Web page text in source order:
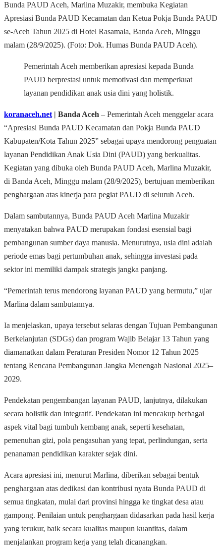
Bunda PAUD Aceh, Marlina Muzakir, membuka Kegiatan
Apresiasi Bunda PAUD Kecamatan dan Ketua Pokja Bunda PAUD
se-Aceh Tahun 2025 di Hotel Rasamala, Banda Aceh, Minggu
malam (28/9/2025). (Foto: Dok. Humas Bunda PAUD Aceh).
Pemerintah Aceh memberikan apresiasi kepada Bunda
PAUD berprestasi untuk memotivasi dan memperkuat
layanan pendidikan anak usia dini yang holistik.
koranaceh.net | Banda Aceh – Pemerintah Aceh menggelar acara
“Apresiasi Bunda PAUD Kecamatan dan Pokja Bunda PAUD
Kabupaten/Kota Tahun 2025” sebagai upaya mendorong penguatan
layanan Pendidikan Anak Usia Dini (PAUD) yang berkualitas.
Kegiatan yang dibuka oleh Bunda PAUD Aceh, Marlina Muzakir,
di Banda Aceh, Minggu malam (28/9/2025), bertujuan memberikan
penghargaan atas kinerja para pegiat PAUD di seluruh Aceh.
Dalam sambutannya, Bunda PAUD Aceh Marlina Muzakir
menyatakan bahwa PAUD merupakan fondasi esensial bagi
pembangunan sumber daya manusia. Menurutnya, usia dini adalah
periode emas bagi pertumbuhan anak, sehingga investasi pada
sektor ini memiliki dampak strategis jangka panjang.
“Pemerintah terus mendorong layanan PAUD yang bermutu,” ujar
Marlina dalam sambutannya.
Ia menjelaskan, upaya tersebut selaras dengan Tujuan Pembangunan
Berkelanjutan (SDGs) dan program Wajib Belajar 13 Tahun yang
diamanatkan dalam Peraturan Presiden Nomor 12 Tahun 2025
tentang Rencana Pembangunan Jangka Menengah Nasional 2025–
2029.
Pendekatan pengembangan layanan PAUD, lanjutnya, dilakukan
secara holistik dan integratif. Pendekatan ini mencakup berbagai
aspek vital bagi tumbuh kembang anak, seperti kesehatan,
pemenuhan gizi, pola pengasuhan yang tepat, perlindungan, serta
penanaman pendidikan karakter sejak dini.
Acara apresiasi ini, menurut Marlina, diberikan sebagai bentuk
penghargaan atas dedikasi dan kontribusi nyata Bunda PAUD di
semua tingkatan, mulai dari provinsi hingga ke tingkat desa atau
gampong. Penilaian untuk penghargaan didasarkan pada hasil kerja
yang terukur, baik secara kualitas maupun kuantitas, dalam
menjalankan program kerja yang telah dicanangkan.